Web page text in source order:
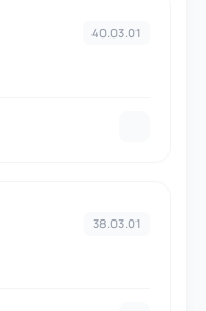
40.03.01
38.03.01